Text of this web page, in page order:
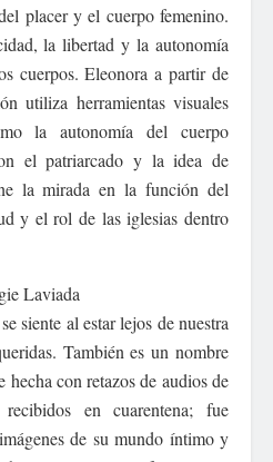
placer y el cuerpo femenino.
la libertad y la autonomía
cuerpos. Eleonora a partir de
utiliza herramientas visuales
la autonomía del cuerpo
el patriarcado y la idea de
la mirada en la función del
y el rol de las iglesias dentro
Laviada
siente al estar lejos de nuestra
También es un nombre
con retazos de audios de
en cuarentena; fue
de su mundo íntimo y